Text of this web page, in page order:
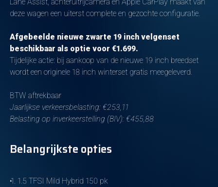
deze wagen een uiterst complete en gezochte configuratie.
Afgebeelde nieuwe zwarte 19 inch velgenset
beschikbaar als optie voor €1.699.
Tijdelijke actie: bij aankoop van de nieuwe 19 inch breedset
wordt een originele 18 inch winterset gratis meegeleverd.
BTW aftrekbaar
Jaarlijkse verkeersbelasting: €253,11
Belasting op inverkeerstelling (BIV): €455,88
Belangrijkste opties
1.5 TFSI Mild Hybrid 150 pk